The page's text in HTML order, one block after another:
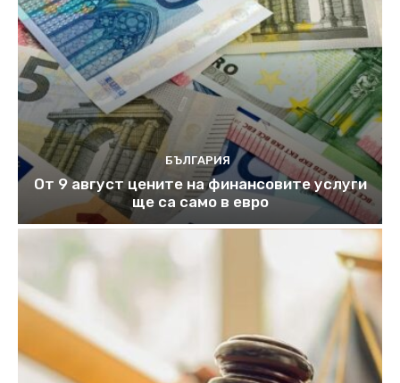
БЪЛГАРИЯ
От 9 август цените на финансовите услуги
ще са само в евро